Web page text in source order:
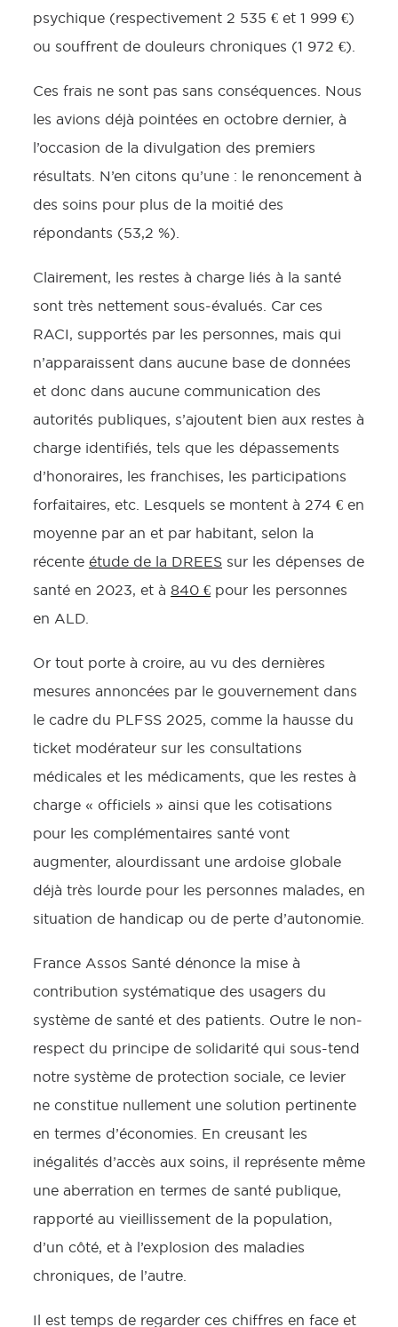
psychique (respectivement 2 535 € et 1 999 €)
ou souffrent de douleurs chroniques (1 972 €).
Ces frais ne sont pas sans conséquences. Nous
les avions déjà pointées en octobre dernier, à
l’occasion de la divulgation des premiers
résultats. N’en citons qu’une : le renoncement à
des soins pour plus de la moitié des
répondants (53,2 %).
Clairement, les restes à charge liés à la santé
sont très nettement sous-évalués. Car ces
RACI, supportés par les personnes, mais qui
n’apparaissent dans aucune base de données
et donc dans aucune communication des
autorités publiques, s’ajoutent bien aux restes à
charge identifiés, tels que les dépassements
d’honoraires, les franchises, les participations
forfaitaires, etc. Lesquels se montent à 274 € en
moyenne par an et par habitant, selon la
récente étude de la DREES sur les dépenses de
santé en 2023, et à 840 € pour les personnes
en ALD.
Or tout porte à croire, au vu des dernières
mesures annoncées par le gouvernement dans
le cadre du PLFSS 2025, comme la hausse du
ticket modérateur sur les consultations
médicales et les médicaments, que les restes à
charge « officiels » ainsi que les cotisations
pour les complémentaires santé vont
augmenter, alourdissant une ardoise globale
déjà très lourde pour les personnes malades, en
situation de handicap ou de perte d’autonomie.
France Assos Santé dénonce la mise à
contribution systématique des usagers du
système de santé et des patients. Outre le non-
respect du principe de solidarité qui sous-tend
notre système de protection sociale, ce levier
ne constitue nullement une solution pertinente
en termes d’économies. En creusant les
inégalités d’accès aux soins, il représente même
une aberration en termes de santé publique,
rapporté au vieillissement de la population,
d’un côté, et à l’explosion des maladies
chroniques, de l’autre.
Il est temps de regarder ces chiffres en face et